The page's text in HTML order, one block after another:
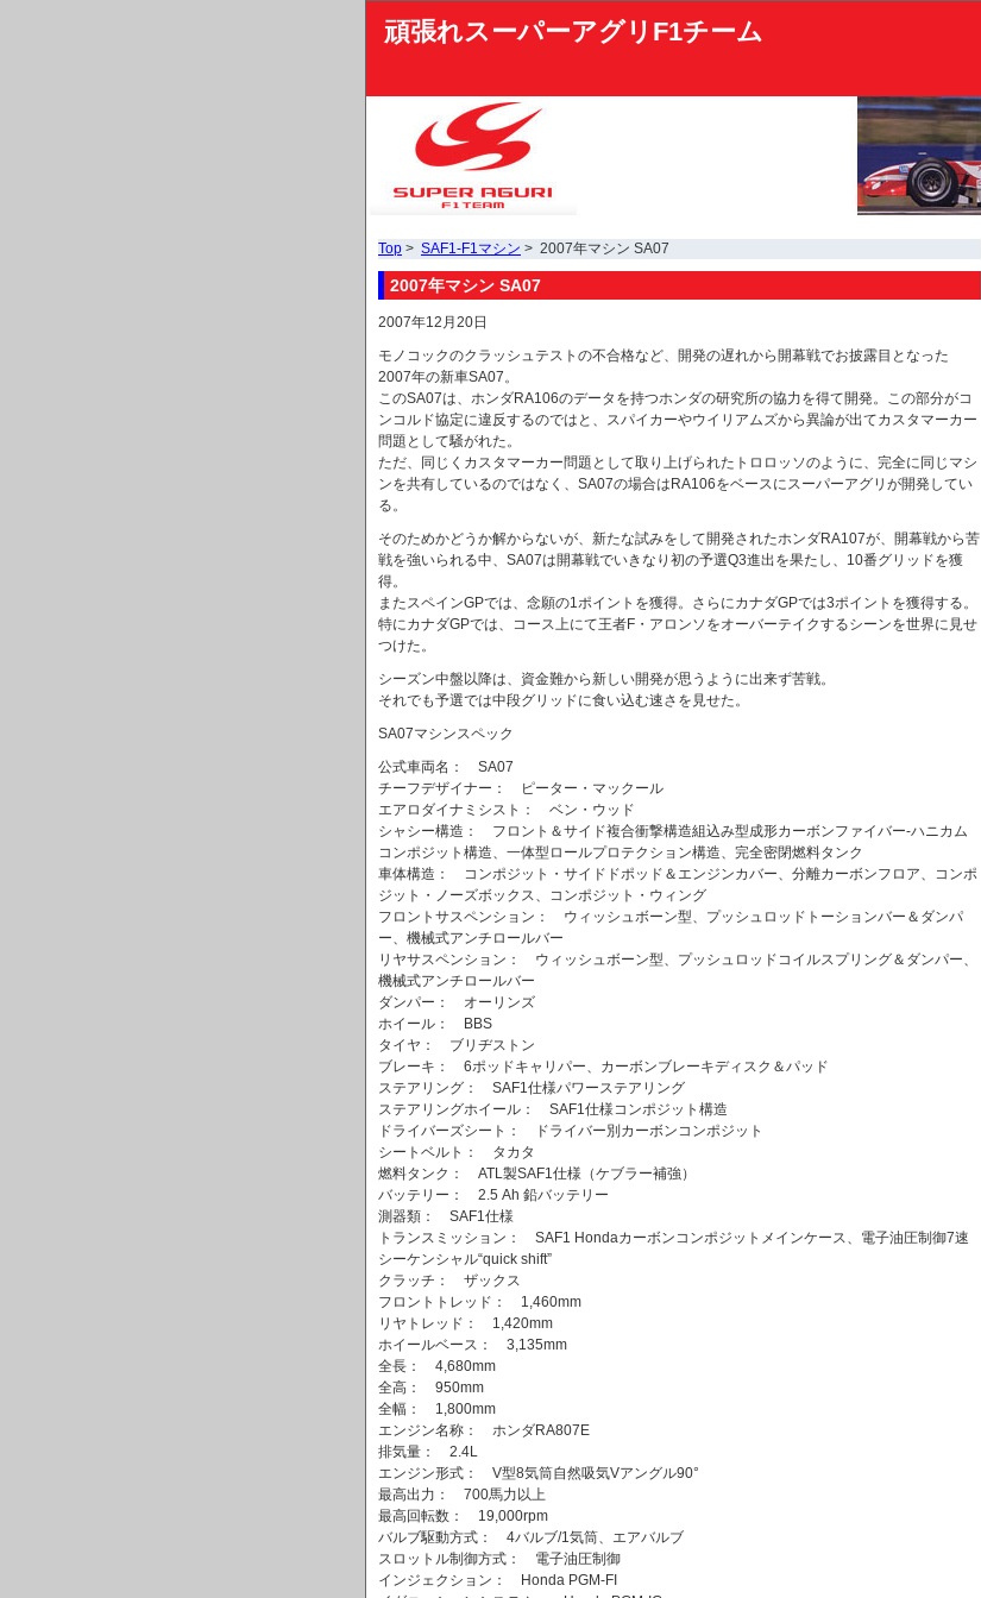
頑張れスーパーアグリF1チーム
Top > SAF1-F1マシン > 2007年マシン SA07
2007年マシン SA07
2007年12月20日
モノコックのクラッシュテストの不合格など、開発の遅れから開幕戦でお披露目となった
2007年の新車SA07。
このSA07は、ホンダRA106のデータを持つホンダの研究所の協力を得て開発。この部分がコ
ンコルド協定に違反するのではと、スパイカーやウイリアムズから異論が出てカスタマーカー
問題として騒がれた。
ただ、同じくカスタマーカー問題として取り上げられたトロロッソのように、完全に同じマシ
ンを共有しているのではなく、SA07の場合はRA106をベースにスーパーアグリが開発してい
る。
そのためかどうか解からないが、新たな試みをして開発されたホンダRA107が、開幕戦から苦
戦を強いられる中、SA07は開幕戦でいきなり初の予選Q3進出を果たし、10番グリッドを獲
得。
またスペインGPでは、念願の1ポイントを獲得。さらにカナダGPでは3ポイントを獲得する。
特にカナダGPでは、コース上にて王者F・アロンソをオーバーテイクするシーンを世界に見せ
つけた。
シーズン中盤以降は、資金難から新しい開発が思うように出来ず苦戦。
それでも予選では中段グリッドに食い込む速さを見せた。
SA07マシンスペック
公式車両名： SA07
チーフデザイナー： ピーター・マックール
エアロダイナミシスト： ベン・ウッド
シャシー構造： フロント＆サイド複合衝撃構造組込み型成形カーボンファイバー-ハニカム
コンポジット構造、一体型ロールプロテクション構造、完全密閉燃料タンク
車体構造： コンポジット・サイドドポッド＆エンジンカバー、分離カーボンフロア、コンポ
ジット・ノーズボックス、コンポジット・ウィング
フロントサスペンション： ウィッシュボーン型、プッシュロッドトーションバー＆ダンパ
ー、機械式アンチロールバー
リヤサスペンション： ウィッシュボーン型、プッシュロッドコイルスプリング＆ダンパー、
機械式アンチロールバー
ダンパー： オーリンズ
ホイール： BBS
タイヤ： ブリヂストン
ブレーキ： 6ポッドキャリパー、カーボンブレーキディスク＆パッド
ステアリング： SAF1仕様パワーステアリング
ステアリングホイール： SAF1仕様コンポジット構造
ドライバーズシート： ドライバー別カーボンコンポジット
シートベルト： タカタ
燃料タンク： ATL製SAF1仕様（ケブラー補強）
バッテリー： 2.5 Ah 鉛バッテリー
測器類： SAF1仕様
トランスミッション： SAF1 Hondaカーボンコンポジットメインケース、電子油圧制御7速
シーケンシャル“quick shift”
クラッチ： ザックス
フロントトレッド： 1,460mm
リヤトレッド： 1,420mm
ホイールベース： 3,135mm
全長： 4,680mm
全高： 950mm
全幅： 1,800mm
エンジン名称： ホンダRA807E
排気量： 2.4L
エンジン形式： V型8気筒自然吸気Vアングル90°
最高出力： 700馬力以上
最高回転数： 19,000rpm
バルブ駆動方式： 4バルブ/1気筒、エアバルブ
スロットル制御方式： 電子油圧制御
インジェクション： Honda PGM-FI